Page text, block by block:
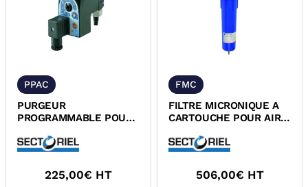
PPAC
PURGEUR
PROGRAMMABLE POUR
ALIMENTATION 230
VOLTS
225,00€ HT
FMC
FILTRE MICRONIQUE A
CARTOUCHE POUR AIR
506,00€ HT